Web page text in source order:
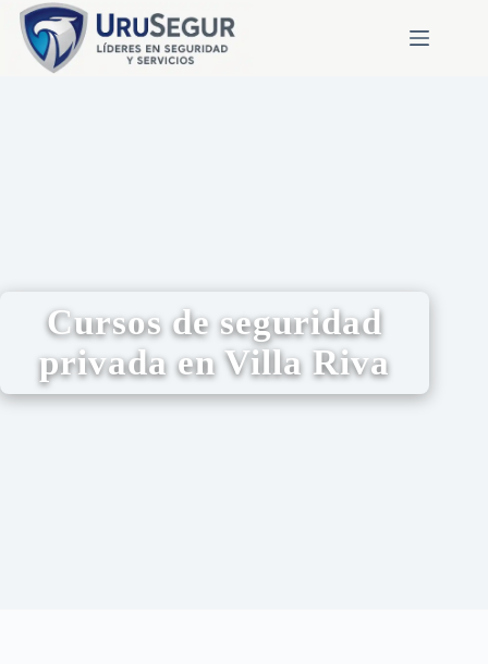
Cursos de seguridad
privada en Villa Riva